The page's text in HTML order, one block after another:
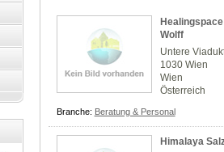
Wolff
Untere
1030 Wien
Wien
Österreich
Branche: Beratung & Personal
Himalaya